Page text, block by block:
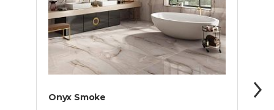
Onyx Smoke